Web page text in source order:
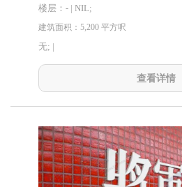
楼层： - | NIL;
建筑面积：5,200 平方呎
无; |
查看详情